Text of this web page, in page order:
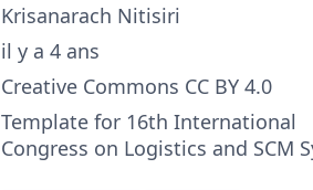
Krisanarach Nitisiri
il y a 4 ans
Creative Commons CC BY 4.0
Template for 16th International
Congress on Logistics and SCM